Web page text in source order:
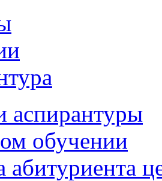
аспирантуры
обучении
абитуриента